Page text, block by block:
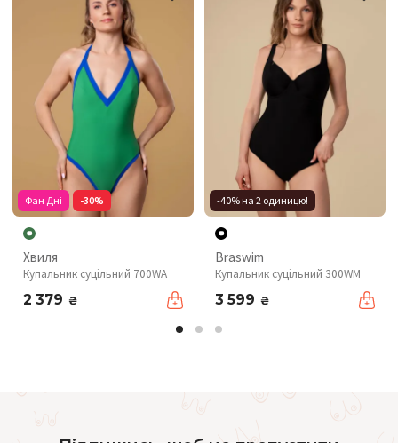
Фан Дні -30%
Хвиля
Купальник суцільний 700WA
2 379 ₴
-40% на 2 одиницю!
Braswim
Купальник суцільний 300WM
3 599 ₴